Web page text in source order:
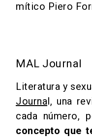
mítico Piero
MAL Journal
Literatura y
Journa l, una
cada número,
concepto que